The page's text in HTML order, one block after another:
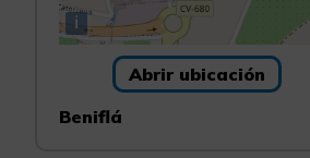
i
Abrir ubicación
Beniflá